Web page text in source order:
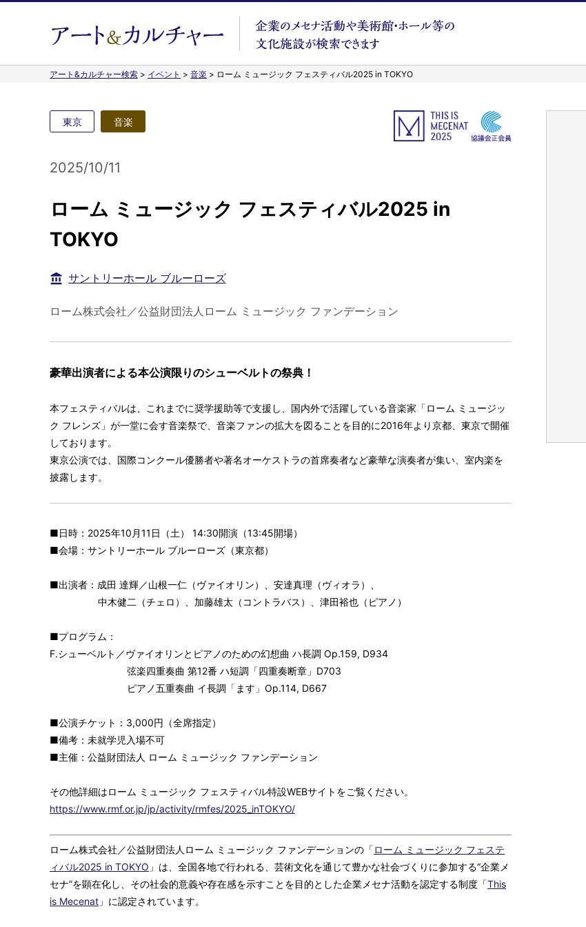
アート&カルチャー検索 > イベント > 音楽 > ローム ミュージック フェスティバル2025 in TOKYO
東京 音楽
2025/10/11
ローム ミュージック フェスティバル2025 in
TOKYO
サントリーホール ブルーローズ
ローム株式会社／公益財団法人ローム ミュージック ファンデーション
豪華出演者による本公演限りのシューベルトの祭典！
本フェスティバルは、これまでに奨学援助等で支援し、国内外で活躍している音楽家「ローム ミュージッ
ク フレンズ」が一堂に会す音楽祭で、音楽ファンの拡大を図ることを目的に2016年より京都、東京で開催
しております。
東京公演では、国際コンクール優勝者や著名オーケストラの首席奏者など豪華な演奏者が集い、室内楽を
披露します。
■日時：2025年10月11日（土） 14:30開演（13:45開場）
■会場：サントリーホール ブルーローズ（東京都）
■出演者：成田 達輝／山根一仁（ヴァイオリン）、安達真理（ヴィオラ）、
中木健二（チェロ）、加藤雄太（コントラバス）、津田裕也（ピアノ）
■プログラム：
F.シューベルト／ヴァイオリンとピアノのための幻想曲 ハ長調 Op.159, D934
弦楽四重奏曲 第12番 ハ短調「四重奏断章」D703
ピアノ五重奏曲 イ長調「ます」Op.114, D667
■公演チケット：3,000円（全席指定）
■備考：未就学児入場不可
■主催：公益財団法人 ローム ミュージック ファンデーション
その他詳細はローム ミュージック フェスティバル特設WEBサイトをご覧ください。
https://www.rmf.or.jp/jp/activity/rmfes/2025_inTOKYO/
ローム株式会社／公益財団法人ローム ミュージック ファンデーションの「ローム ミュージック フェステ
ィバル2025 in TOKYO 」は、全国各地で行われる、芸術文化を通じて豊かな社会づくりに参加する“企業メ
セナ”を顕在化し、その社会的意義や存在感を示すことを目的とした企業メセナ活動を認定する制度「This
is Mecenat 」に認定されています。